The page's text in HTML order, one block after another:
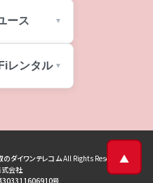
ース
レンタル
ダイワンテレコムAll Rights Reserved
式会社
号
▲